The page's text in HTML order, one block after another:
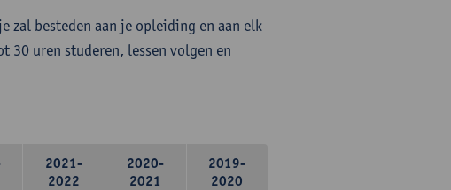
zal besteden aan je opleiding en aan elk
30 uren studeren, lessen volgen en
2021-
2022
2020-
2021
2019-
2020